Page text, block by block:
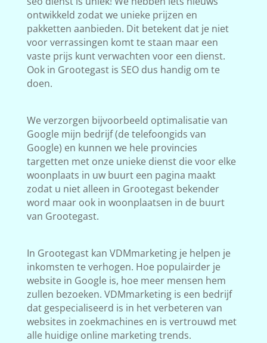
ontwikkeld zodat we unieke prijzen en
pakketten aanbieden. Dit betekent dat je niet
voor verrassingen komt te staan maar een
vaste prijs kunt verwachten voor een dienst.
Ook in Grootegast is SEO dus handig om te
doen.
We verzorgen bijvoorbeeld optimalisatie van
Google mijn bedrijf (de telefoongids van
Google) en kunnen we hele provincies
targetten met onze unieke dienst die voor elke
woonplaats in uw buurt een pagina maakt
zodat u niet alleen in Grootegast bekender
word maar ook in woonplaatsen in de buurt
van Grootegast.
In Grootegast kan VDMmarketing je helpen je
inkomsten te verhogen. Hoe populairder je
website in Google is, hoe meer mensen hem
zullen bezoeken. VDMmarketing is een bedrijf
dat gespecialiseerd is in het verbeteren van
websites in zoekmachines en is vertrouwd met
alle huidige online marketing trends.